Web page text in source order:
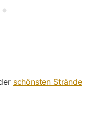
schönsten Strände